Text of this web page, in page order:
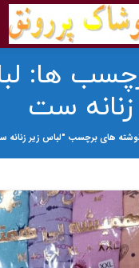
ها:
زنانه ست
های برچسب "لباس زير زنانه